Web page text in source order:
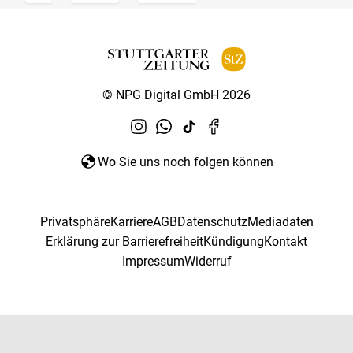
© NPG Digital GmbH 2026
Wo Sie uns noch folgen können
PrivatsphäreKarriereAGBDatenschutzMediadaten
Erklärung zur BarrierefreiheitKündigungKontakt
ImpressumWiderruf